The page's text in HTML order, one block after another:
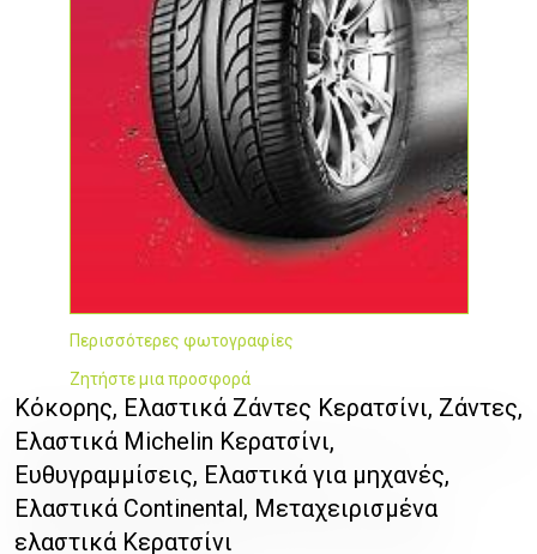
Περισσότερες φωτογραφίες
Ζητήστε μια προσφορά
Κόκορης, Ελαστικά Ζάντες Κερατσίνι, Ζάντες,
Ελαστικά Michelin Κερατσίνι,
Ευθυγραμμίσεις, Ελαστικά για μηχανές,
Ελαστικά Continental, Μεταχειρισμένα
ελαστικά Κερατσίνι